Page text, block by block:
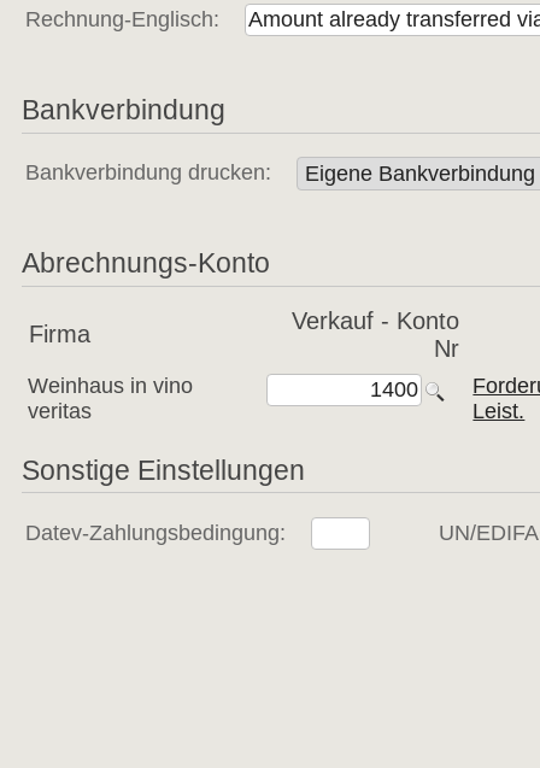
Rechnung-Englisch:
Bankverbindung
Bankverbindung drucken:
Abrechnungs-Konto
Firma
Verkauf - Konto
Nr
Weinhaus in vino
veritas
Leist.
Sonstige Einstellungen
Datev-Zahlungsbedingung: UN/